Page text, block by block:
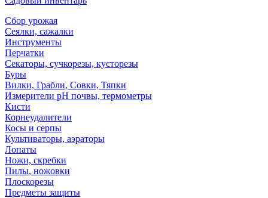
Сбор урожая
Сеялки, сажалки
Инструменты
Перчатки
Секаторы, сучкорезы, кусторезы
Буры
Вилки, Грабли, Совки, Тяпки
Измерители pH почвы, термометры
Кисти
Корнеудалители
Косы и серпы
Культиваторы, аэраторы
Лопаты
Ножи, скребки
Пилы, ножовки
Плоскорезы
Предметы защиты